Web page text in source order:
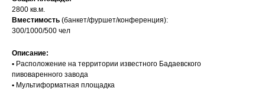
2800 кв.м.
Вместимость (банкет/фуршет/конференция):
300/1000/500 чел
Описание:
• Расположение на территории известного Бадаевского
пивоваренного завода
• Мультиформатная площадка